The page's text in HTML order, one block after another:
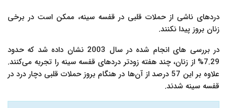
دردهای ناشی از حملات قلبی در قفسه سینه، ممکن است در برخی
زنان بروز پیدا نکنند.
در بررسی های انجام شده در سال 2003 نشان داده شد که حدود
7.29% از زنان، چند هفته زودتر دردهای قفسه سینه را تجربه می‌کنند.
علاوه بر این 57 درصد از آن‌ها در هنگام بروز حملات قلبی دچار درد در
قفسه سینه شدند.